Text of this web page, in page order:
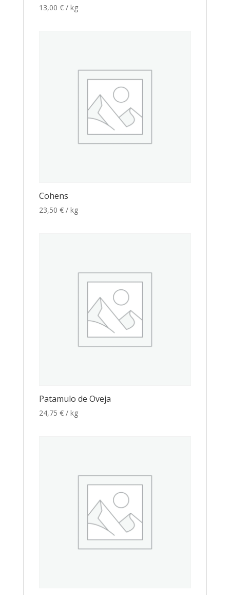
13,00 € / kg
Cohens
23,50 € / kg
Patamulo de Oveja
24,75 € / kg